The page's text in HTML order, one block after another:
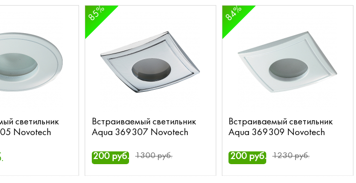
светильник
Novotech
Встраиваемый светильник
Aqua 369307 Novotech
85%
200 руб. 1300 руб.
Встраиваемый светильник
Aqua 369309 Novotech
84%
200 руб. 1230 руб.